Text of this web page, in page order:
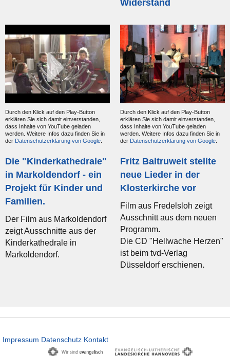
Widerstand
Durch den Klick auf den Play-Button
erklären Sie sich damit einverstanden,
dass Inhalte von YouTube geladen
werden. Weitere Infos dazu finden Sie in
der Datenschutzerklärung von Google.
Die "Kinderkathedrale"
in Markoldendorf - ein
Projekt für Kinder und
Familien.
Der Film aus Markoldendorf
zeigt Ausschnitte aus der
Kinderkathedrale in
Markoldendorf.
Durch den Klick auf den Play-Button
erklären Sie sich damit einverstanden,
dass Inhalte von YouTube geladen
werden. Weitere Infos dazu finden Sie in
der Datenschutzerklärung von Google.
Fritz Baltruweit stellte
neue Lieder in der
Klosterkirche vor
Film aus Fredelsloh zeigt
Ausschnitt aus dem neuen
Programm.
Die CD "Hellwache Herzen"
ist beim tvd-Verlag
Düsseldorf erschienen.
Impressum Datenschutz Kontakt